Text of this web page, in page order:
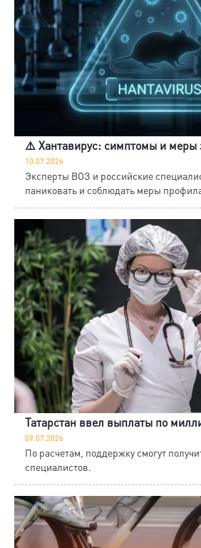
⚠️ Хантавирус: симптомы и меры
10.07.2026
Эксперты ВОЗ и российские
паниковать и соблюдать меры
Татарстан ввел выплаты по
09.07.2026
По расчетам, поддержку смогут
специалистов.